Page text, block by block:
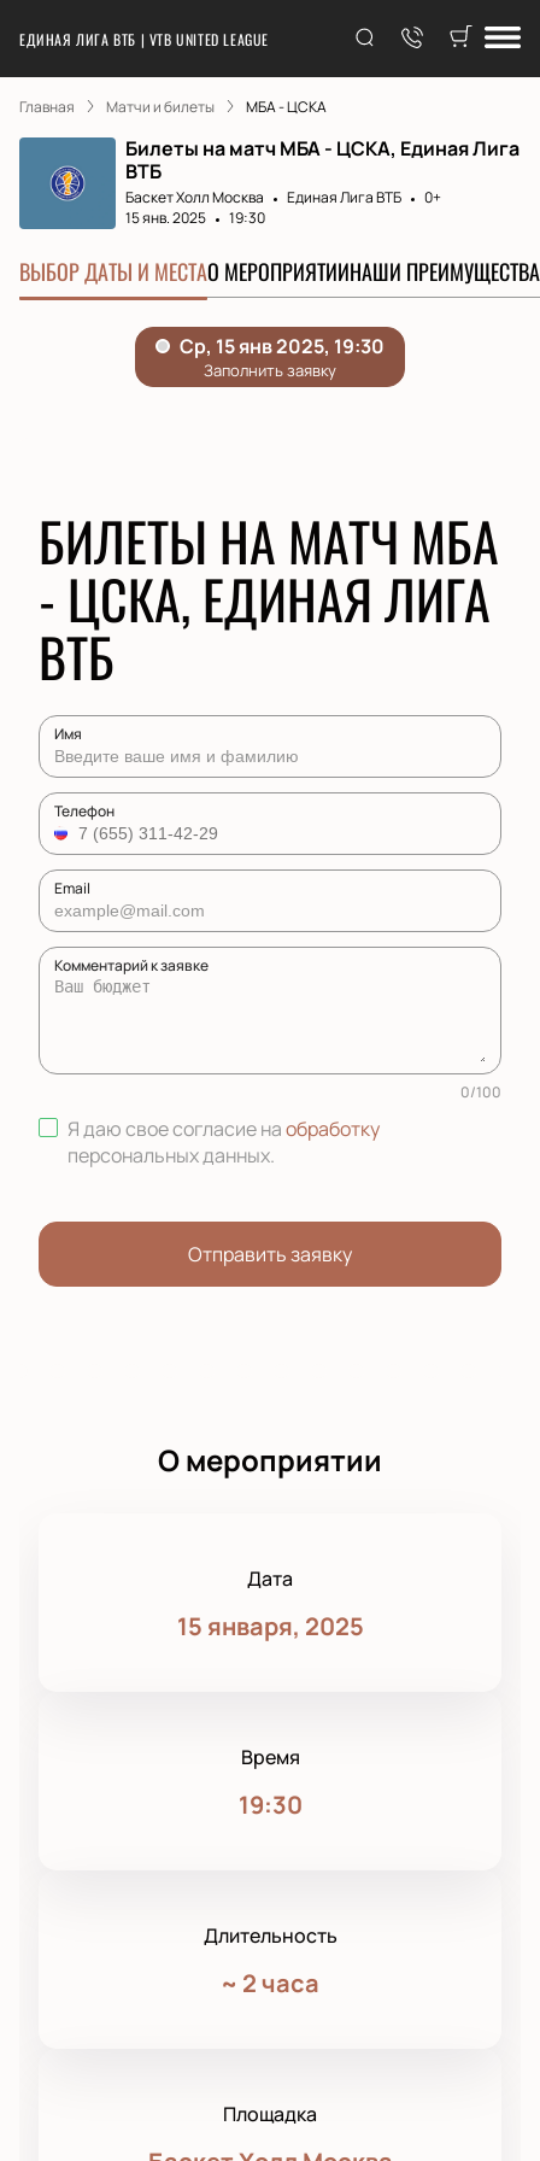
ЕДИНАЯ ЛИГА ВТБ | VTB UNITED LEAGUE
Главная Матчи и билеты МБА - ЦСКА
Билеты на матч МБА - ЦСКА, Единая Лига
ВТБ
Баскет Холл Москва Единая Лига ВТБ
0+
15 янв. 2025
19:30
ВЫБОР ДАТЫ И МЕСТАО МЕРОПРИЯТИИНАШИ ПРЕИМУЩЕСТВА
БИЛЕТЫ НА МАТЧ МБА
- ЦСКА, ЕДИНАЯ ЛИГА
ВТБ
Имя
Телефон
Email
Комментарий к заявке
0/100
Я даю свое согласие наобработку
персональных данных.
Отправить заявку
О мероприятии
Дата
15 января, 2025
Время
19:30
Длительность
~ 2 часа
Площадка